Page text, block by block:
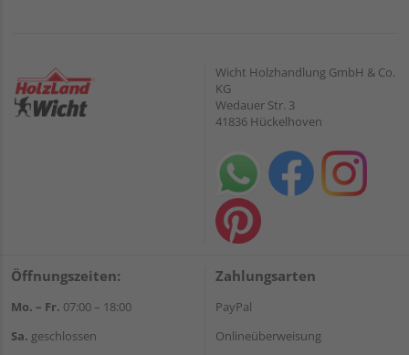
Wicht Holzhandlung GmbH & Co.
KG
Wedauer Str. 3
41836 Hückelhoven
Öffnungszeiten:
Mo. – Fr. 07:00 – 18:00
Sa. geschlossen
Zahlungsarten
PayPal
Onlineüberweisung